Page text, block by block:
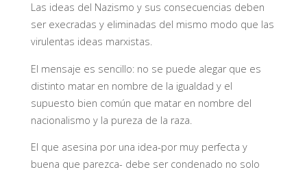
Las ideas del Nazismo y sus consecuencias deben
ser execradas y eliminadas del mismo modo que las
virulentas ideas marxistas.
El mensaje es sencillo: no se puede alegar que es
distinto matar en nombre de la igualdad y el
supuesto bien común que matar en nombre del
nacionalismo y la pureza de la raza.
El que asesina por una idea-por muy perfecta y
buena que parezca- debe ser condenado no solo